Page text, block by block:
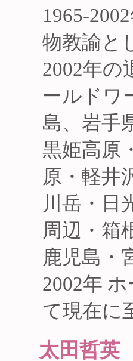
1965-
物教諭と
2002年の
ールドワ
島、岩手
黒姫高原
原・軽井
川岳・日
周辺・箱
鹿児島・
2002年
て現在に
太田哲英